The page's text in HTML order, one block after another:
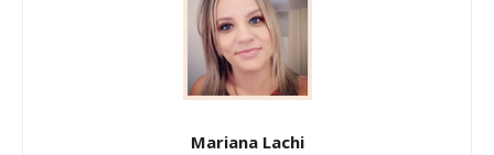
Mariana Lachi